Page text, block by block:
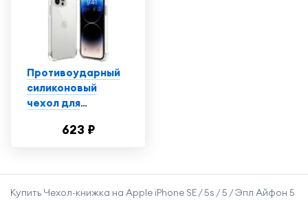
Айфон 14 Плюс с
защитой углов /
Прозрачный
Противоударный
силиконовый
чехол для
iPhone 14 Pro /
смартфона Эпл
Айфон 14 Про с
623 ₽
Купить Чехол-книжка на Apple iPhone SE / 5s / 5 / Эпл Айфон 5